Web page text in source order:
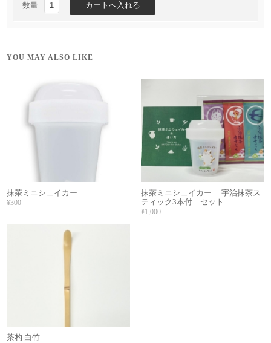
数量
YOU MAY ALSO LIKE
抹茶ミニシェイカー
¥300
抹茶ミニシェイカー 宇治抹茶ス
ティック3本付 セット
¥1,000
茶杓 白竹